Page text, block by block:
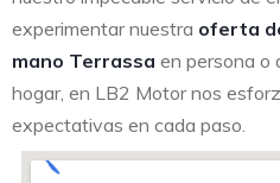
experimentar nuestra oferta
mano Terrassa en persona o
hogar, en LB2 Motor nos
expectativas en cada paso.